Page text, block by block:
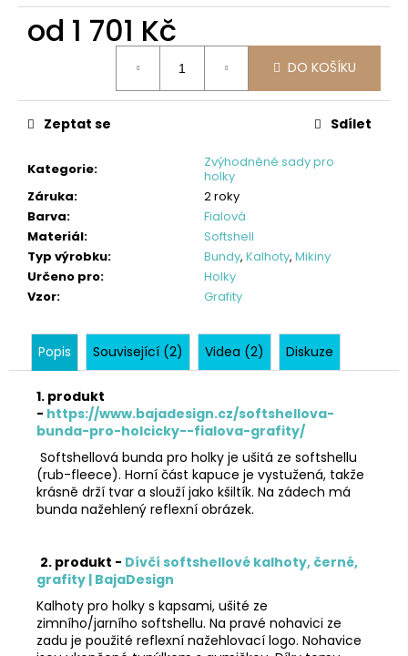
od 1 701 Kč
DO KOŠÍKU
Kategorie:
Zvýhodněné sady pro
holky
Záruka:
2 roky
Barva:
Fialová
Materiál:
Softshell
Typ výrobku: Bundy, Kalhoty, Mikiny
Určeno pro:
Holky
Vzor: Grafity
Zeptat se Sdílet
Popis Související (2) Videa (2) Diskuze
1. produkt
- https://www.bajadesign.cz/softshellova-
bunda-pro-holcicky--fialova-grafity/
Softshellová bunda pro holky je ušitá ze softshellu
(rub-fleece). Horní část kapuce je vystužená, takže
krásně drží tvar a slouží jako kšiltík. Na zádech má
bunda nažehlený reflexní obrázek.
2. produkt - Dívčí softshellové kalhoty, černé,
grafity | BajaDesign
Kalhoty pro holky s kapsami, ušité ze
zimního/jarního softshellu. Na pravé nohavici ze
zadu je použité reflexní nažehlovací logo. Nohavice
S
OHRNUTÝM
LEMEM,
290
Kč